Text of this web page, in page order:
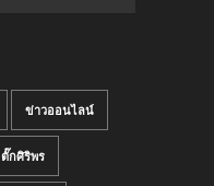
ข่าวออนไลน์
ตั๊กศิริพร